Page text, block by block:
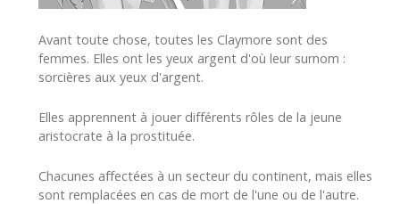
Avant toute chose, toutes les Claymore sont des
femmes. Elles ont les yeux argent d'où leur surnom :
sorcières aux yeux d'argent.
Elles apprennent à jouer différents rôles de la jeune
aristocrate à la prostituée.
Chacunes affectées à un secteur du continent, mais elles
sont remplacées en cas de mort de l'une ou de l'autre.